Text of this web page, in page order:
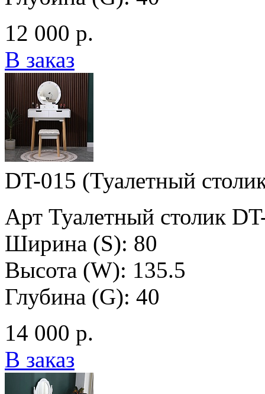
12 000 р.
В заказ
DT-015 (Туалетный
Арт Туалетный столик
Ширина (S): 80
Высота (W): 135.5
Глубина (G): 40
14 000 р.
В заказ